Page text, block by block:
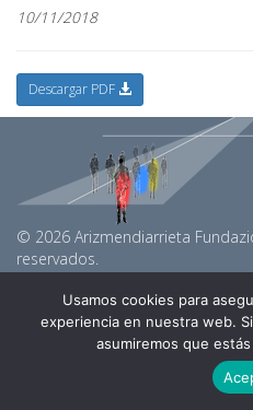
10/11/2018
Descargar PDF
© 2026 Arizmendiarrieta
reservados.
Linkedin
Youtube
Política de privacidad y Cookies
Usamos cookies para
experiencia en nuestra web.
asumiremos que